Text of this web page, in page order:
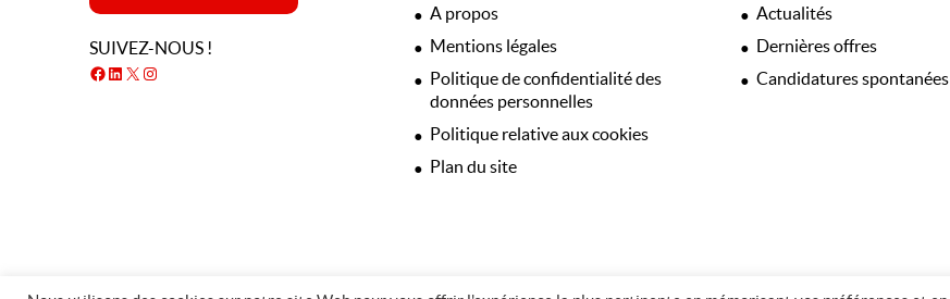
SUIVEZ-NOUS !
Facebook
LinkedIn
X Instagram
A propos
Mentions légales
Politique de confidentialité des
données personnelles
Politique relative aux cookies
Plan du site
Actualités
Dernières offres
Candidatures spontanées